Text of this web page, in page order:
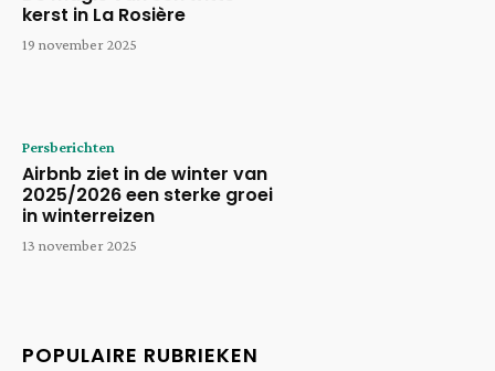
kerst in La Rosière
19 november 2025
Persberichten
Airbnb ziet in de winter van
2025/2026 een sterke groei
in winterreizen
13 november 2025
POPULAIRE RUBRIEKEN